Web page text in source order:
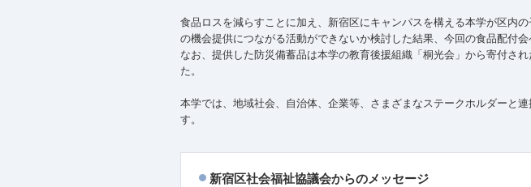
食品ロスを減らすことに加え、新宿区にキャンパスを構える本学が区内
の機会提供につながる活動ができないか検討した結果、今回の食品配付会
なお、提供した防災備蓄品は本学の教育後援組織「桐光会」から寄付され
た。
本学では、地域社会、自治体、企業等、さまざまなステークホルダーと
す。
新宿区社会福祉協議会からのメッセージ